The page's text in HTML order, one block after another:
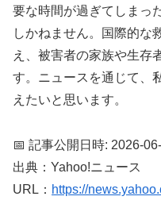
要な時間が過ぎてしまっ
しかねません。国際的な
え、被害者の家族や生存
す。ニュースを通じて、
えたいと思います。
📅 記事公開日時: 2026-
出典：Yahoo!ニュース
URL： https://